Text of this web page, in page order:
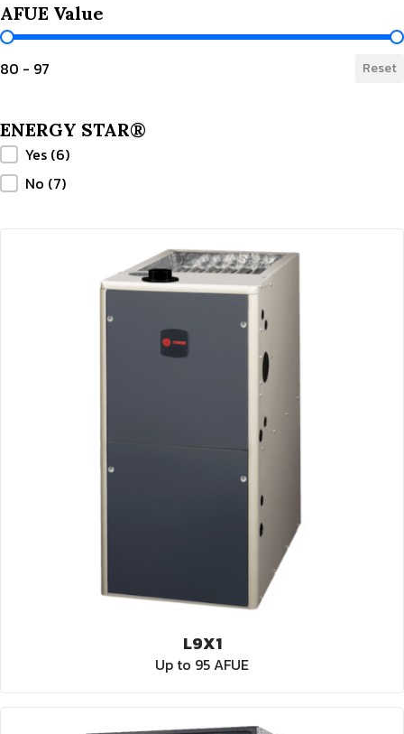
AFUE Value
AFUE Value
80 - 97 Reset
ENERGY STAR®
ENERGY STAR®
Yes (6)
No (7)
L9X1
Up to 95 AFUE